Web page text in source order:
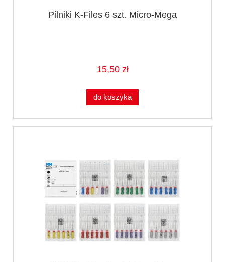
Pilniki K-Files 6 szt. Micro-Mega
15,50 zł
do koszyka